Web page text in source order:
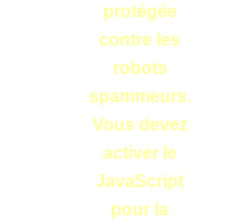
protégée
contre les
robots
spammeurs.
Vous devez
activer le
JavaScript
pour la